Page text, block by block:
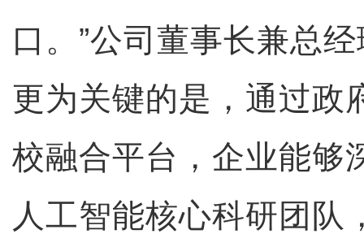
口。”公司董事长兼总
更为关键的是，通过政
校融合平台，企业能够
人工智能核心科研团队